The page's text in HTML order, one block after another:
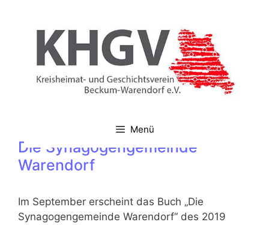
Menü
Die Synagogengemeinde
Warendorf
Im September erscheint das Buch „Die
Synagogengemeinde Warendorf“ des 2019